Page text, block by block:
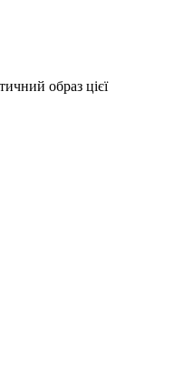
образ цієї